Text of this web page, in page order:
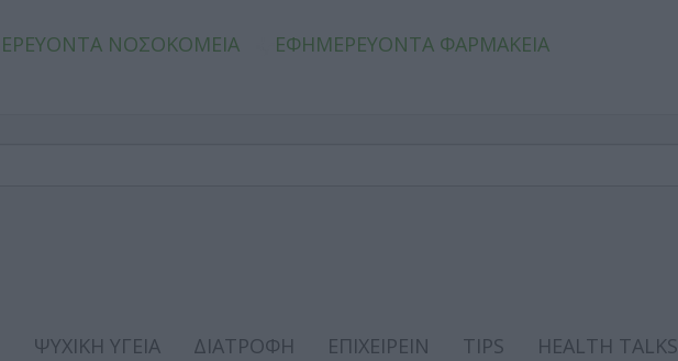
ΝΟΣΟΚΟΜΕΙΑ ΕΦΗΜΕΡΕΥΟΝΤΑ ΦΑΡΜΑΚΕΙΑ
ΨΥΧΙΚΗ ΥΓΕΙΑ ΔΙΑΤΡΟΦΗ ΕΠΙΧΕΙΡΕΙΝ TIPS
HEALTH TALKS